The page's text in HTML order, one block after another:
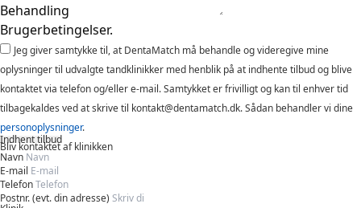
Behandling
Brugerbetingelser.
Jeg giver samtykke til, at DentaMatch må behandle og videregive mine
oplysninger til udvalgte tandklinikker med henblik på at indhente tilbud og blive
kontaktet via telefon og/eller e-mail. Samtykket er frivilligt og kan til enhver tid
tilbagekaldes ved at skrive til kontakt@dentamatch.dk. Sådan behandler vi dine
personoplysninger.
Indhent tilbud
Bliv kontaktet af klinikken
Navn
E-mail
Telefon
Postnr. (evt. din adresse)